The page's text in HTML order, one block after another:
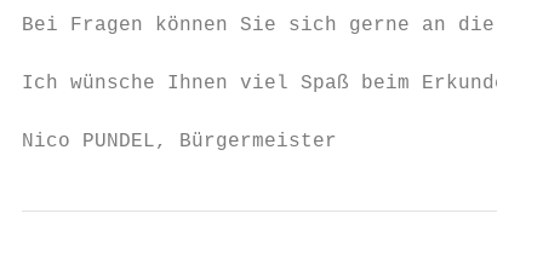
Bei Fragen können Sie sich gerne an die
Ich wünsche Ihnen viel Spaß beim Erkunden
Nico PUNDEL, Bürgermeister